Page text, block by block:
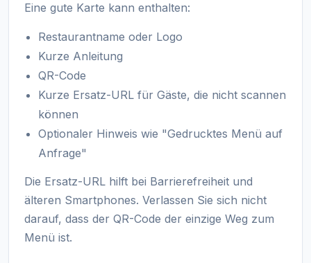
Eine gute Karte kann enthalten:
Restaurantname oder Logo
Kurze Anleitung
QR-Code
Kurze Ersatz-URL für Gäste, die nicht scannen
können
Optionaler Hinweis wie "Gedrucktes Menü auf
Anfrage"
Die Ersatz-URL hilft bei Barrierefreiheit und
älteren Smartphones. Verlassen Sie sich nicht
darauf, dass der QR-Code der einzige Weg zum
Menü ist.